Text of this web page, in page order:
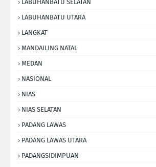
LABUHANBATU SELATAN
LABUHANBATU UTARA
LANGKAT
MANDAILING NATAL
MEDAN
NASIONAL
NIAS
NIAS SELATAN
PADANG LAWAS
PADANG LAWAS UTARA
PADANGSIDIMPUAN